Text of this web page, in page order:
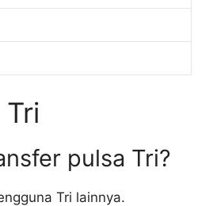
pulsa Tri?
Tri lainnya.